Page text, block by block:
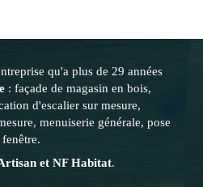
qu'a plus de 29 années
: façade de magasin en bois,
d'escalier sur mesure,
menuiserie générale, pose
et NF Habitat.